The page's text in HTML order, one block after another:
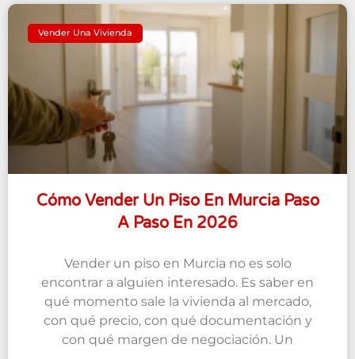
Vender Una Vivienda
Cómo Vender Un Piso En Murcia Paso
A Paso En 2026
Vender un piso en Murcia no es solo
encontrar a alguien interesado. Es saber en
qué momento sale la vivienda al mercado,
con qué precio, con qué documentación y
con qué margen de negociación. Un